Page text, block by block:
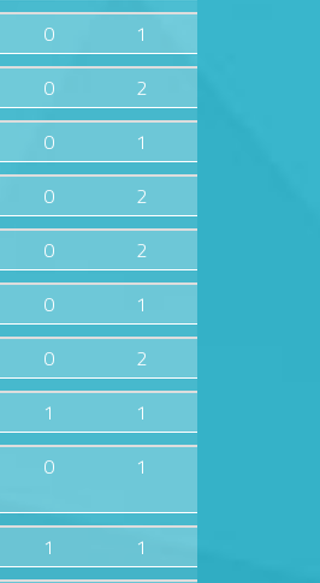
0
1
0
2
0
1
0
2
0
2
0
1
0
2
1
1
0 1
1
1